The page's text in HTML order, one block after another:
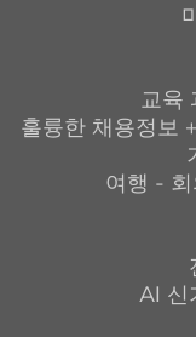
교육
훌륭한 채용정보
여행 -
AI 신